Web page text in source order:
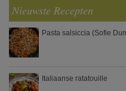
Nieuwste Recepten
Pasta salsiccia (Sofie
Italiaanse ratatouille